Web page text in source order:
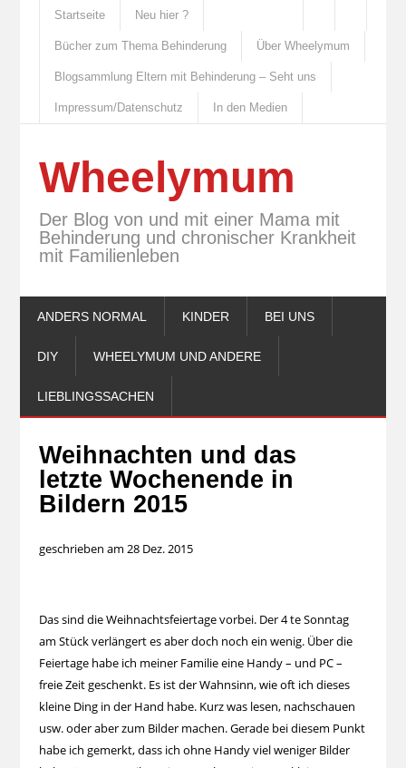
Startseite Neu hier ?
Bücher zum Thema Behinderung Über Wheelymum
Blogsammlung Eltern mit Behinderung – Seht uns
Impressum/Datenschutz In den Medien
Wheelymum
Der Blog von und mit einer Mama mit
Behinderung und chronischer Krankheit
mit Familienleben
ANDERS NORMAL KINDER BEI UNS
DIY WHEELYMUM UND ANDERE
LIEBLINGSSACHEN
Weihnachten und das
letzte Wochenende in
Bildern 2015
geschrieben am 28 Dez. 2015
Das sind die Weihnachtsfeiertage vorbei. Der 4 te Sonntag
am Stück verlängert es aber doch noch ein wenig. Über die
Feiertage habe ich meiner Familie eine Handy – und PC –
freie Zeit geschenkt. Es ist der Wahnsinn, wie oft ich dieses
kleine Ding in der Hand habe. Kurz was lesen, nachschauen
usw. oder aber zum Bilder machen. Gerade bei diesem Punkt
habe ich gemerkt, dass ich ohne Handy viel weniger Bilder